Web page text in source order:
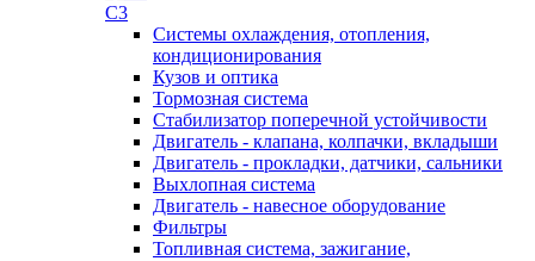
C3
Системы охлаждения, отопления,
кондиционирования
Кузов и оптика
Тормозная система
Стабилизатор поперечной устойчивости
Двигатель - клапана, колпачки, вкладыши
Двигатель - прокладки, датчики, сальники
Выхлопная система
Двигатель - навесное оборудование
Фильтры
Топливная система, зажигание,